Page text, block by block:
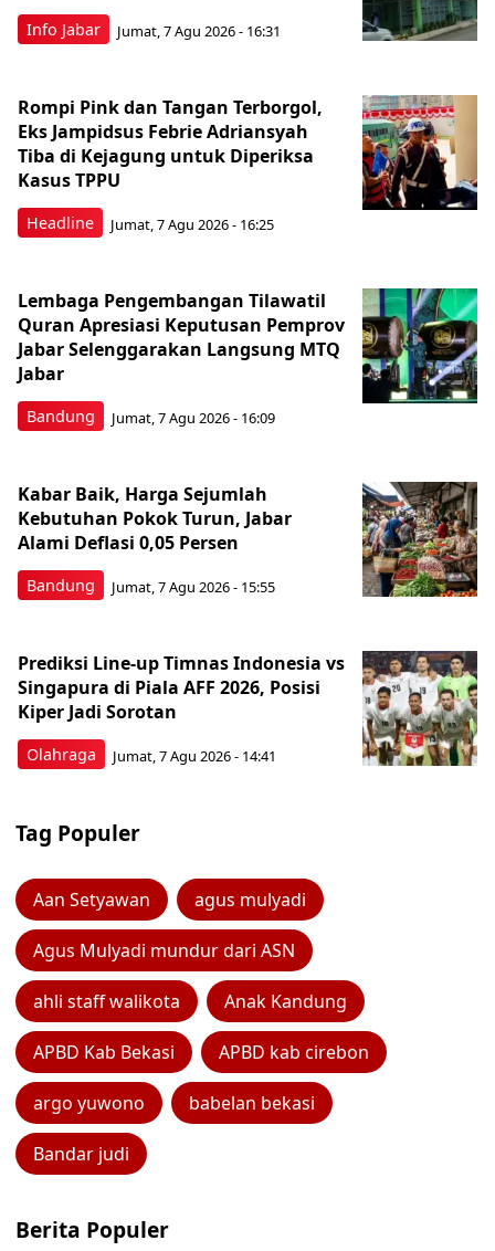
Info Jabar Jumat, 7 Agu 2026 - 16:31
Headline
Rompi Pink dan Tangan Terborgol,
Eks Jampidsus Febrie Adriansyah
Tiba di Kejagung untuk Diperiksa
Kasus TPPU
Jumat, 7 Agu 2026 - 16:25
Bandung
Lembaga Pengembangan Tilawatil
Quran Apresiasi Keputusan Pemprov
Jabar Selenggarakan Langsung MTQ
Jabar
Jumat, 7 Agu 2026 - 16:09
Bandung
Kabar Baik, Harga Sejumlah
Kebutuhan Pokok Turun, Jabar
Alami Deflasi 0,05 Persen
Jumat, 7 Agu 2026 - 15:55
Olahraga
Prediksi Line-up Timnas Indonesia vs
Singapura di Piala AFF 2026, Posisi
Kiper Jadi Sorotan
Jumat, 7 Agu 2026 - 14:41
Tag Populer
Aan Setyawan agus mulyadi
Agus Mulyadi mundur dari ASN
ahli staff walikota Anak Kandung
APBD Kab Bekasi APBD kab cirebon
argo yuwono babelan bekasi
Bandar judi
Berita Populer